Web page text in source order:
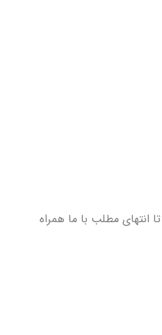
انتهای مطلب با ما همراه